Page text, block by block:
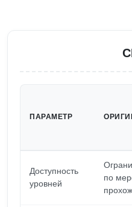
ПАРАМЕТР
Доступность
уровней
по